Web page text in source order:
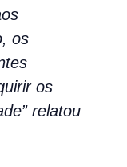
os
os
relatou